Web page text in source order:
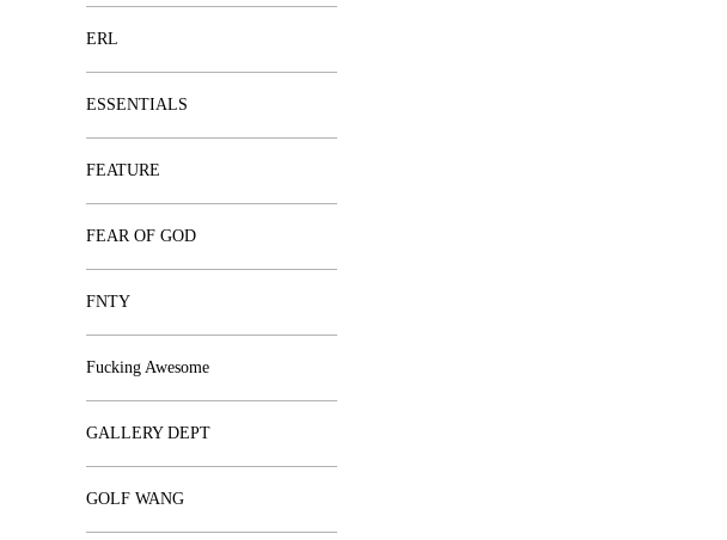
ERL
ESSENTIALS
FEATURE
FEAR OF GOD
FNTY
Fucking Awesome
GALLERY DEPT
GOLF WANG